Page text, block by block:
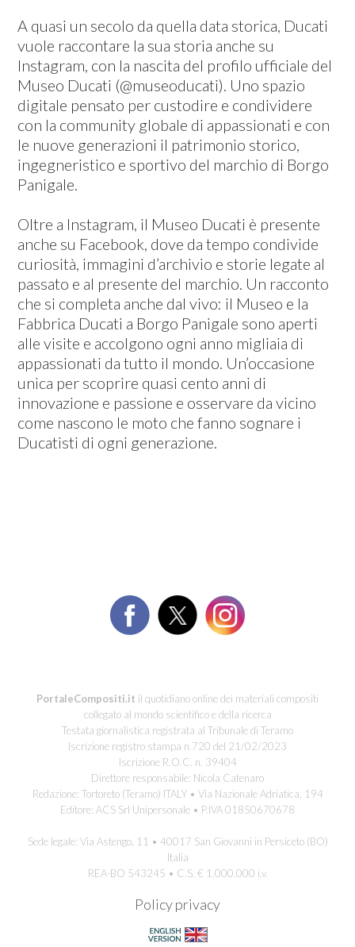
A quasi un secolo da quella data storica, Ducati
vuole raccontare la sua storia anche su
Instagram, con la nascita del profilo ufficiale del
Museo Ducati (@museoducati). Uno spazio
digitale pensato per custodire e condividere
con la community globale di appassionati e con
le nuove generazioni il patrimonio storico,
ingegneristico e sportivo del marchio di Borgo
Panigale.
Oltre a Instagram, il Museo Ducati è presente
anche su Facebook, dove da tempo condivide
curiosità, immagini d’archivio e storie legate al
passato e al presente del marchio. Un racconto
che si completa anche dal vivo: il Museo e la
Fabbrica Ducati a Borgo Panigale sono aperti
alle visite e accolgono ogni anno migliaia di
appassionati da tutto il mondo. Un’occasione
unica per scoprire quasi cento anni di
innovazione e passione e osservare da vicino
come nascono le moto che fanno sognare i
Ducatisti di ogni generazione.
PortaleCompositi.it il quotidiano online dei materiali compositi
collegato al mondo scientifico e della ricerca
Testata giornalistica registrata al Tribunale di Teramo
Iscrizione registro stampa n.720 del 21/02/2023
Iscrizione R.O.C. n. 39404
Direttore responsabile: Nicola Catenaro
Redazione: Tortoreto (Teramo) ITALY • Via Nazionale Adriatica, 194
Editore: ACS Srl Unipersonale • P.IVA 01850670678
Sede legale: Via Astengo, 11 • 40017 San Giovanni in Persiceto (BO)
Italia
REA-BO 543245 • C.S. € 1.000.000 i.v.
Policy privacy